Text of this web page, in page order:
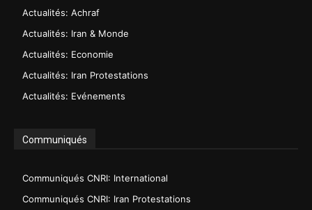
Actualités: Achraf
Actualités: Iran & Monde
Actualités: Economie
Actualités: Iran Protestations
Actualités: Evénements
Communiqués
Communiqués CNRI: International
Communiqués CNRI: Iran Protestations